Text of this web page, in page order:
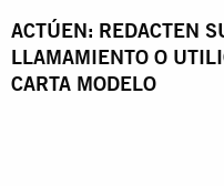
ACTÚEN: REDACTEN
LLAMAMIENTO O
CARTA MODELO